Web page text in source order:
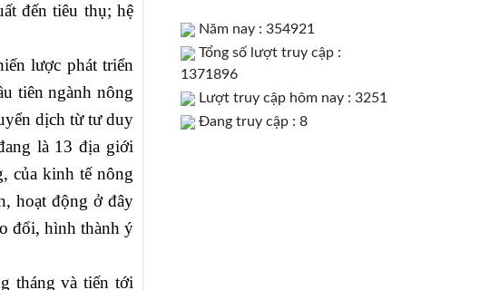
đến tiêu thụ; hệ
lược phát triển
tiên ngành nông
dịch từ tư duy
là 13 địa giới
của kinh tế nông
hoạt động ở đây
đổi, hình thành ý
tháng và tiến tới
Năm nay : 354921
Tổng số lượt truy cập :
1371896
Lượt truy cập hôm nay : 3251
Đang truy cập : 8